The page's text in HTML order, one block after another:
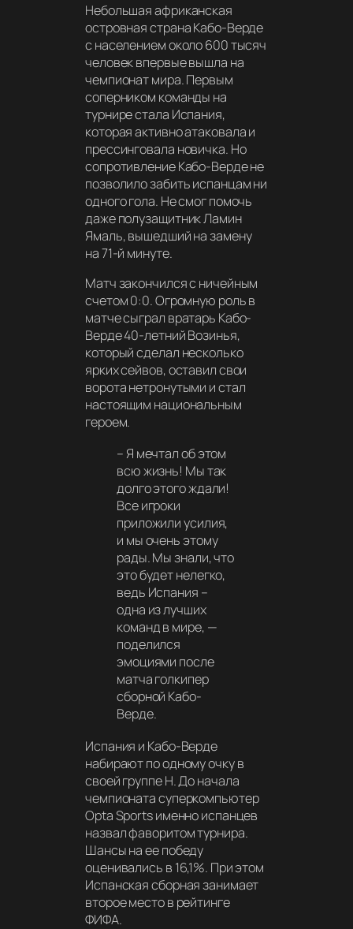
Небольшая африканская
островная страна Кабо-Верде
с населением около 600 тысяч
человек впервые вышла на
чемпионат мира. Первым
соперником команды на
турнире стала Испания,
которая активно атаковала и
прессинговала новичка. Но
сопротивление Кабо-Верде не
позволило забить испанцам ни
одного гола. Не смог помочь
даже полузащитник Ламин
Ямаль, вышедший на замену
на 71-й минуте.
Матч закончился с ничейным
счетом 0:0. Огромную роль в
матче сыграл вратарь Кабо-
Верде 40-летний Возинья,
который сделал несколько
ярких сейвов, оставил свои
ворота нетронутыми и стал
настоящим национальным
героем.
– Я мечтал об этом
всю жизнь! Мы так
долго этого ждали!
Все игроки
приложили усилия,
и мы очень этому
рады. Мы знали, что
это будет нелегко,
ведь Испания –
одна из лучших
команд в мире, —
поделился
эмоциями после
матча голкипер
сборной Кабо-
Верде.
Испания и Кабо-Верде
набирают по одному очку в
своей группе Н. До начала
чемпионата суперкомпьютер
Opta Sports именно испанцев
назвал фаворитом турнира.
Шансы на ее победу
оценивались в 16,1%. При этом
Испанская сборная занимает
второе место в рейтинге
ФИФА.